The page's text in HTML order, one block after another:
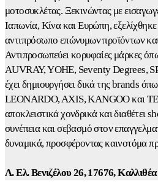
μοτοσυκλέτας. Ξεκινώντας με
Ιαπωνία, Κίνα και Ευρώπη,
αντιπρόσωπο επώνυμων προϊόντων
Αντιπροσωπεύει κορυφαίες μάρκες
AUVRAY, YOHE, Seventy Degrees,
έχει δημιουργήσει δικά της brands
LEONARDO, AXIS, KANGOO και
αποκλειστικά χονδρικά και διαθέτει
συνέπεια και σεβασμό στον
δυναμικά, προσφέροντας καινοτόμα
Λ. Ελ. Βενιζέλου 26, 17676, Καλλιθέα